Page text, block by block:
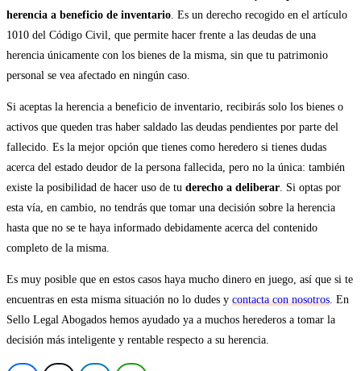
herencia a beneficio de inventario. Es un derecho recogido en el artículo
1010 del Código Civil, que permite hacer frente a las deudas de una
herencia únicamente con los bienes de la misma, sin que tu patrimonio
personal se vea afectado en ningún caso.
Si aceptas la herencia a beneficio de inventario, recibirás solo los bienes o
activos que queden tras haber saldado las deudas pendientes por parte del
fallecido. Es la mejor opción que tienes como heredero si tienes dudas
acerca del estado deudor de la persona fallecida, pero no la única: también
existe la posibilidad de hacer uso de tu derecho a deliberar. Si optas por
esta vía, en cambio, no tendrás que tomar una decisión sobre la herencia
hasta que no se te haya informado debidamente acerca del contenido
completo de la misma.
Es muy posible que en estos casos haya mucho dinero en juego, así que si te
encuentras en esta misma situación no lo dudes y contacta con nosotros. En
Sello Legal Abogados hemos ayudado ya a muchos herederos a tomar la
decisión más inteligente y rentable respecto a su herencia.